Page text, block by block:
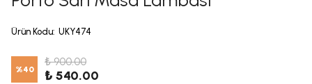
Ürün Kodu: UKY474
%40
₺ 900.00
₺ 540.00